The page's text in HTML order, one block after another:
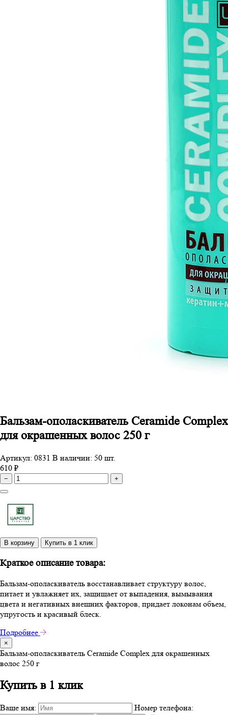
Бальзам-ополаскиватель Ceramide Complex
для окрашенных волос 250 г
Артикул: 0831 В наличии: 50 шт.
610 ₽
− +
В корзину Купить в 1 клик
Краткое описание товара:
Бальзам-ополаскиватель восстанавливает структуру волос,
питает и увлажняет их, защищает от выпадения, вымывания
цвета и негативных внешних факторов, придает локонам объем,
упругость и красивый блеск.
Подробнее
×
Бальзам-ополаскиватель Ceramide Complex для окрашенных
волос 250 г
Купить в 1 клик
Ваше имя: Номер телефона: